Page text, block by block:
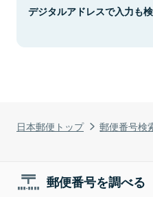
日本郵便トップ 郵便番号検
デジタルアドレスで入力も
郵便番号を調べる